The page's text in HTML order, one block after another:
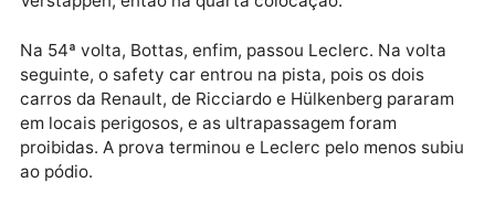
Com sem o reforço da recuperação de energia,
não tinha como segurar a ultrapassagem de
na volta 48. Muita tristeza no boxe da Ferrari. Ele
passou a lutar para manter o segundo lugar, mas
Bottas conseguiu tirar cinco segundos por volta.